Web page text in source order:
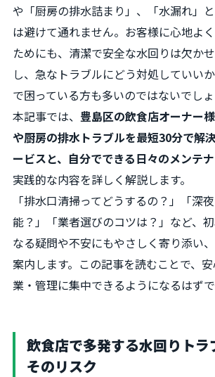
や「厨房の排水詰まり」、「水漏れ」
は避けて通れません。お客様に心地よ
ためにも、清潔で安全な水回りは欠か
し、急なトラブルにどう対処していい
で困っている方も多いのではないでしょ
本記事では、 豊島区の飲食店オーナー
や厨房の排水トラブルを最短30分で解
ービスと、自分でできる日々のメンテ
実践的な内容を詳しく解説します。
「排水口清掃ってどうするの？」「深
能？」「業者選びのコツは？」など、
なる疑問や不安にもやさしく寄り添い
案内します。この記事を読むことで、
業・管理に集中できるようになるはずで
飲食店で多発する水回りトラ
そのリスク